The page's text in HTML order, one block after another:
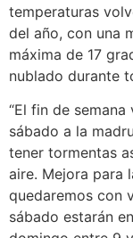
temperaturas
del año, con una
máxima de 17
nublado durante
“El fin de
sábado a la
tener tormentas
aire. Mejora para
quedaremos con
sábado estarán